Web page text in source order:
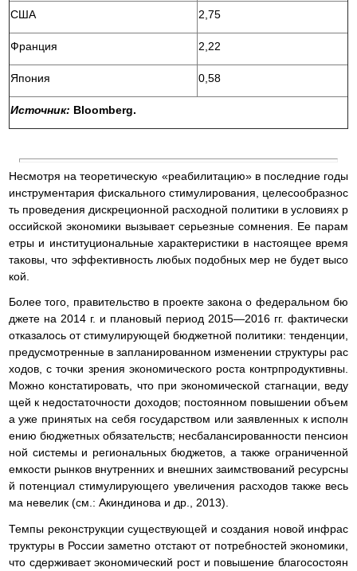
США 2,75
Франция 2,22
Япония 0,58
Источник: Bloomberg.
Несмотря на теоретическую «реабилитацию» в последние годы
инструментария фискального стимулирования, целесообразнос
ть проведения дискреционной расходной политики в условиях р
оссийской экономики вызывает серьезные сомнения. Ее парам
етры и институциональные характеристики в настоящее время
таковы, что эффективность любых подобных мер не будет высо
кой.
Более того, правительство в проекте закона о федеральном бю
джете на 2014 г. и плановый период 2015—2016 гг. фактически
отказалось от стимулирующей бюджетной политики: тенденции,
предусмотренные в запланированном изменении структуры рас
ходов, с точки зрения экономического роста контрпродуктивны.
Можно констатировать, что при экономической стагнации, веду
щей к недостаточности доходов; постоянном повышении объем
а уже принятых на себя государством или заявленных к исполн
ению бюджетных обязательств; несбалансированности пенсион
ной системы и региональных бюджетов, а также ограниченной
емкости рынков внутренних и внешних заимствований ресурсны
й потенциал стимулирующего увеличения расходов также весь
ма невелик (см.: Акиндинова и др., 2013).
Темпы реконструкции существующей и создания новой инфрас
труктуры в России заметно отстают от потребностей экономики,
что сдерживает экономический рост и повышение благосостоян